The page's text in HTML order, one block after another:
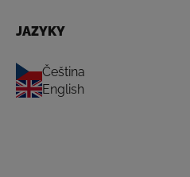
JAZYKY
Čeština
English